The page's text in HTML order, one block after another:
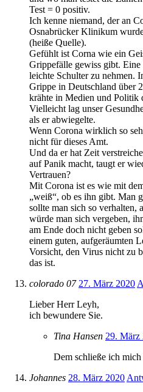
Test = 0 positiv.
Ich kenne niemand, der an
Osnabrücker Klinikum
(heiße Quelle).
Gefühlt ist Corna wie ein
Grippefälle gewiss gibt.
leichte Schulter zu nehmen.
Grippe in Deutschland über
krähte in Medien und Politik
Vielleicht lag unser
als er abwiegelte.
Wenn Corona wirklich so
nicht für dieses Amt.
Und da er hat Zeit
auf Panik macht, taugt er
Vertrauen?
Mit Corona ist es wie mit
„weiß“, ob es ihn gibt. Man
sollte man sich so verhalten,
würde man sich vergeben,
am Ende doch nicht geben
einem guten, aufgeräumten
Vorsicht, den Virus nicht zu
das ist.
colorado 07 27. März 2020
Lieber Herr Leyh,
ich bewundere Sie.
Tina Hansen 29. März
Dem schließe ich mich
Johannes 28. März 2020